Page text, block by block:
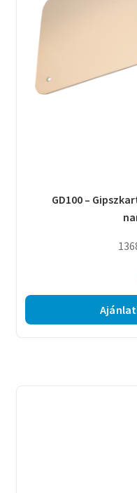
GD100 –